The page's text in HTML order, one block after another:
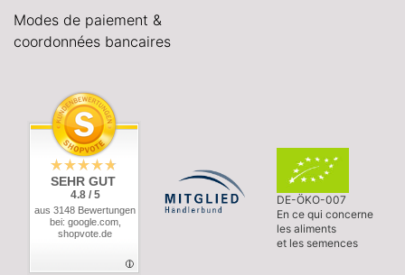
Modes de paiement &
coordonnées bancaires
SEHR GUT
4.8 / 5
aus 3148 Bewertungen
bei: google.com,
shopvote.de
DE-ÖKO-007
En ce qui concerne
les aliments
et les semences